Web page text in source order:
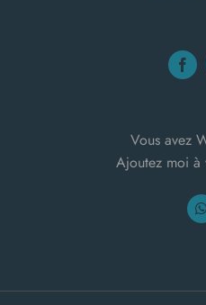
Vous avez
Ajoutez moi à